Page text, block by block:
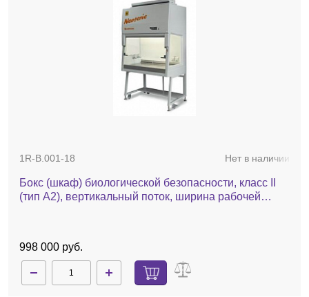
1R-B.001-18 Нет в наличии
Бокс (шкаф) биологической безопасности, класс II
(тип A2), вертикальный поток, ширина рабочей
998 000 руб.